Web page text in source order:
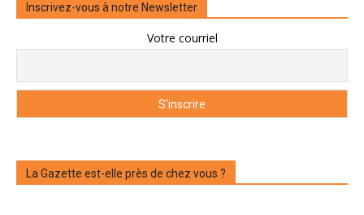
Inscrivez-vous à notre Newsletter
Votre courriel
La Gazette est-elle près de chez vous ?